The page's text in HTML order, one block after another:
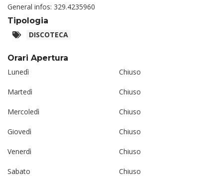
General infos: 329.4235960
Tipologia
DISCOTECA
Orari Apertura
Lunedì
Chiuso
Martedì Chiuso
Mercoledì Chiuso
Giovedì Chiuso
Venerdì Chiuso
Sabato Chiuso